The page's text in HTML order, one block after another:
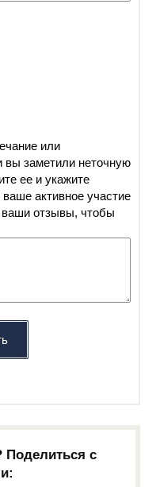
или
вы заметили неточную
ее и укажите
активное участие
ваши отзывы, чтобы
Поделиться с